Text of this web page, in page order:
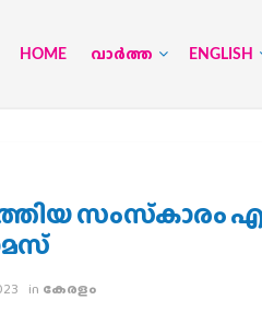
HOME വാര്‍ത്ത ENGLISH
സംസ്‌കാരം
in കേരളം